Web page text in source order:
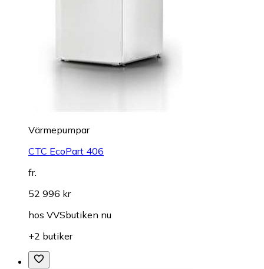
Värmepumpar
CTC EcoPart 406
fr.
52 996 kr
hos VVSbutiken nu
+2 butiker